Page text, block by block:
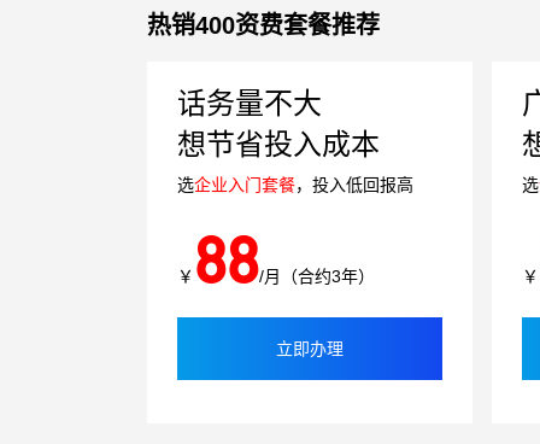
热销400资费套餐推荐
话务量不大
想节省投入成本
选企业入门套餐，投入低回报高
￥ 88/月（合约3年）
立即办理
选
￥